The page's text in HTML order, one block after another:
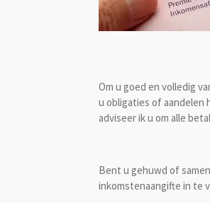
Om u goed en volledig
u obligaties of aandelen
adviseer ik u om alle
Bent u gehuwd of
inkomstenaangifte in te